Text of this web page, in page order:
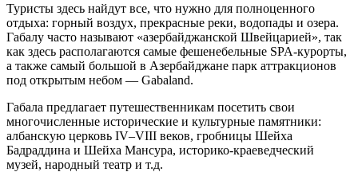
Туристы здесь найдут все, что нужно для полноценного
отдыха: горный воздух, прекрасные реки, водопады и озера.
Габалу часто называют «азербайджанской Швейцарией», так
как здесь располагаются самые фешенебельные SPA-курорты,
а также самый большой в Азербайджане парк аттракционов
под открытым небом — Gabaland.
Габала предлагает путешественникам посетить свои
многочисленные исторические и культурные памятники:
албанскую церковь IV–VIII веков, гробницы Шейха
Бадраддина и Шейха Мансура, историко-краеведческий
музей, народный театр и т.д.